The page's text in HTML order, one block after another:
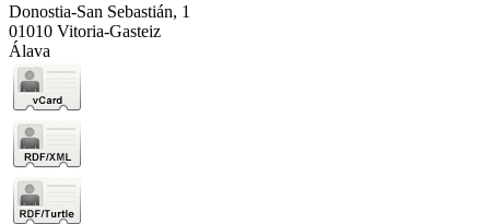
Donostia-San Sebastián, 1
01010 Vitoria-Gasteiz
Álava